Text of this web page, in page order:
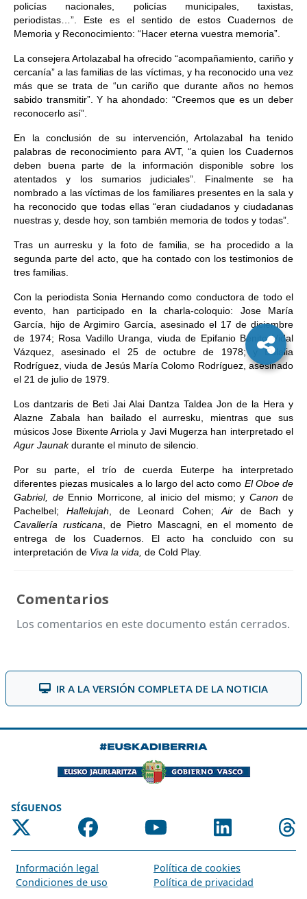
policías nacionales, policías municipales, taxistas,
periodistas…”. Este es el sentido de estos Cuadernos de
Memoria y Reconocimiento: “Hacer eterna vuestra memoria”.
La consejera Artolazabal ha ofrecido “acompañamiento, cariño y
cercanía” a las familias de las víctimas, y ha reconocido una vez
más que se trata de “un cariño que durante años no hemos
sabido transmitir”. Y ha ahondado: “Creemos que es un deber
reconocerlo así”.
En la conclusión de su intervención, Artolazabal ha tenido
palabras de reconocimiento para AVT, “a quien los Cuadernos
deben buena parte de la información disponible sobre los
atentados y los sumarios judiciales”. Finalmente se ha
nombrado a las víctimas de los familiares presentes en la sala y
ha reconocido que todas ellas “eran ciudadanos y ciudadanas
nuestras y, desde hoy, son también memoria de todos y todas”.
Tras un aurresku y la foto de familia, se ha procedido a la
segunda parte del acto, que ha contado con los testimonios de
tres familias.
Con la periodista Sonia Hernando como conductora de todo el
evento, han participado en la charla-coloquio: Jose María
García, hijo de Argimiro García, asesinado el 17 de diciembre
de 1974; Rosa Vadillo Uranga, viuda de Epifanio Benito Vidal
Vázquez, asesinado el 25 de octubre de 1978; y Eulalia
Rodríguez, viuda de Jesús María Colomo Rodríguez, asesinado
el 21 de julio de 1979.
Los dantzaris de Beti Jai Alai Dantza Taldea Jon de la Hera y
Alazne Zabala han bailado el aurresku, mientras que sus
músicos Jose Bixente Arriola y Javi Mugerza han interpretado el
Agur Jaunakdurante el minuto de silencio.
Por su parte, el trío de cuerda Euterpe ha interpretado
diferentes piezas musicales a lo largo del acto como El Oboe de
Gabriel, de Ennio Morricone, al inicio del mismo; y Canonde
Pachelbel;Hallelujah , de Leonard Cohen; Airde Bach y
Cavallería rusticana , de Pietro Mascagni, en el momento de
entrega de los Cuadernos. El acto ha concluido con su
interpretación de Viva la vida, de Cold Play.
Comentarios
Los comentarios en este documento están cerrados.
IR A LA VERSIÓN COMPLETA DE LA NOTICIA
SÍGUENOS
Información legal
Política de cookies
Condiciones de uso
Política de privacidad